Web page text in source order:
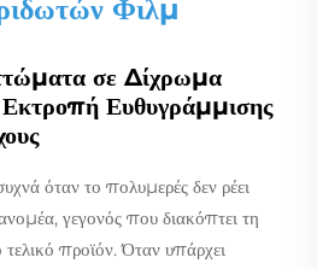
Φιλμ
σε Δίχρωμα
Ευθυγράμμισης
όταν το πολυμερές δεν ρέει
γεγονός που διακόπτει τη
προϊόν. Όταν υπάρχει